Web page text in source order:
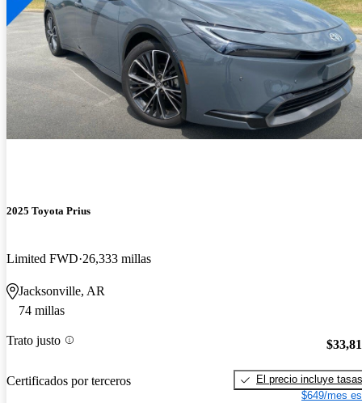
2025 Toyota Prius
Limited FWD 26,333 millas
Jacksonville, AR
74 millas
Trato justo
Certificados por terceros
El precio incluye tasas
$649/mes